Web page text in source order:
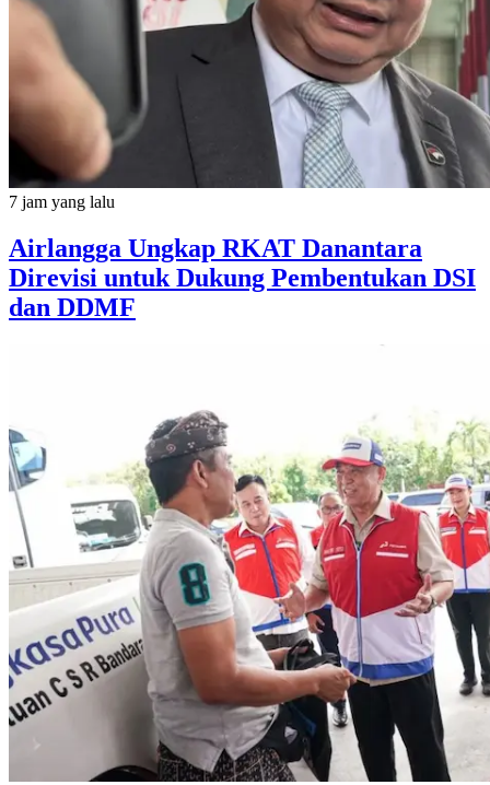
7 jam yang lalu
Airlangga Ungkap RKAT Danantara
Direvisi untuk Dukung Pembentukan DSI
dan DDMF